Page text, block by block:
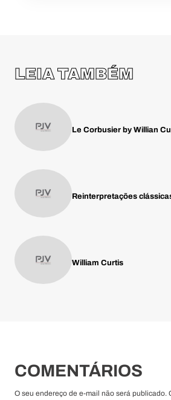
LEIA TAMBÉM
Le Corbusier by Willian
Reinterpretações
William Curtis
COMENTÁRIOS
O seu endereço de e-mail não será publicado.